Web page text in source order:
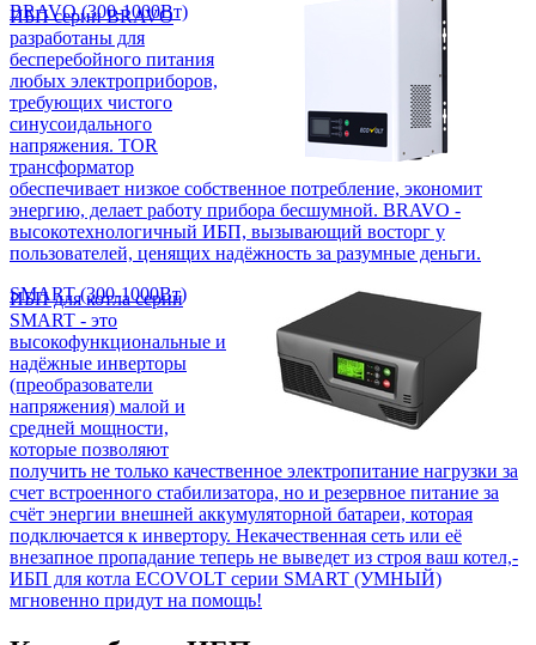
BRAVO (300-1000Вт)
ИБП серии BRAVO
разработаны для
бесперебойного питания
любых электроприборов,
требующих чистого
синусоидального
напряжения. TOR
трансформатор
обеспечивает низкое собственное потребление, экономит
энергию, делает работу прибора бесшумной. BRAVO -
высокотехнологичный ИБП, вызывающий восторг у
пользователей, ценящих надёжность за разумные деньги.
SMART (300-1000Вт)
ИБП для котла серии
SMART - это
высокофункциональные и
надёжные инверторы
(преобразователи
напряжения) малой и
средней мощности,
которые позволяют
получить не только качественное электропитание нагрузки за
счет встроенного стабилизатора, но и резервное питание за
счёт энергии внешней аккумуляторной батареи, которая
подключается к инвертору. Некачественная сеть или её
внезапное пропадание теперь не выведет из строя ваш котел,-
ИБП для котла ECOVOLT серии SMART (УМНЫЙ)
мгновенно придут на помощь!